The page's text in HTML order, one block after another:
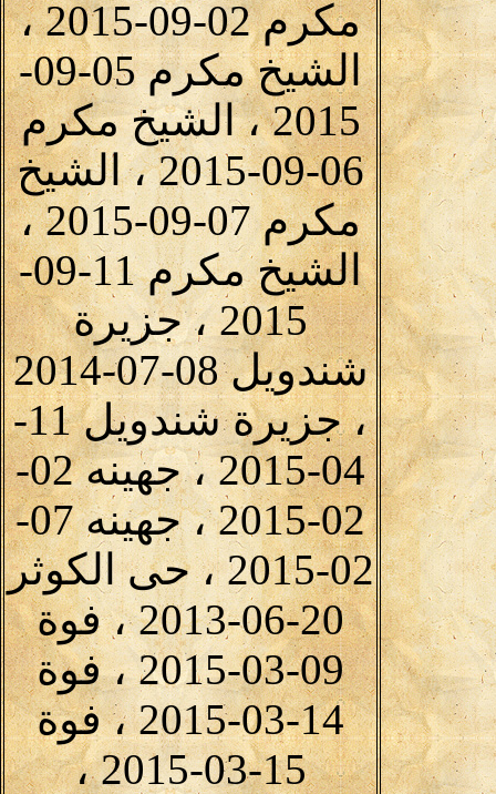
مكرم 02-09-2015 ،
الشيخ مكرم 05-09-
2015 ، الشيخ مكرم
06-09-2015 ، الشيخ
مكرم 07-09-2015 ،
الشيخ مكرم 11-09-
2015 ، جزيرة
شندويل 08-07-2014
، جزيرة شندويل 11-
04-2015 ، جهينه 02-
02-2015 ، جهينه 07-
02-2015 ، حى الكوثر
20-06-2013 ، فوة
09-03-2015 ، فوة
14-03-2015 ، فوة
15-03-2015 ،